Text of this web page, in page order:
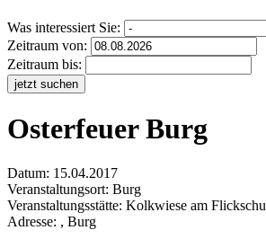
Was interessiert Sie:
Zeitraum von:
Zeitraum bis:
jetzt suchen
Osterfeuer Burg
Datum: 15.04.2017
Veranstaltungsort: Burg
Veranstaltungsstätte: Kolkwiese am
Adresse: , Burg